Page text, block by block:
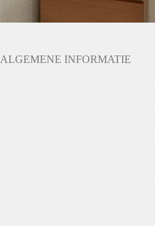
ALGEMENE INFORMATIE